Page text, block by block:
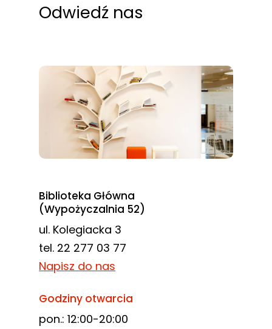
Odwiedź nas
Biblioteka Główna
(Wypożyczalnia 52)
ul. Kolegiacka 3
tel. 22 277 03 77
Napisz do nas
Godziny otwarcia
pon.: 12:00-20:00